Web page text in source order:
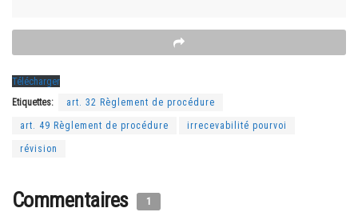
Télécharger
Etiquettes: art. 32 Règlement de procédure
art. 49 Règlement de procédure irrecevabilité pourvoi
révision
Commentaires 1